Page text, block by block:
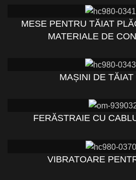
MESE PENTRU TĂIAT
MATERIALE DE
MAȘINI DE TĂIAT
FERĂSTRAIE CU
VIBRATOARE